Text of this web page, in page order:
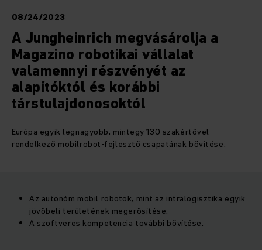
08/24/2023
A Jungheinrich megvásárolja a
Magazino robotikai vállalat
valamennyi részvényét az
alapítóktól és korábbi
társtulajdonosoktól
Európa egyik legnagyobb, mintegy 130 szakértővel
rendelkező mobilrobot-fejlesztő csapatának bővítése.
Az autonóm mobil robotok, mint az intralogisztika egyik
jövőbeli területének megerősítése.
A szoftveres kompetencia további bővítése.